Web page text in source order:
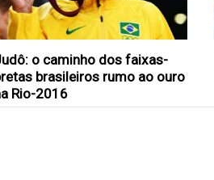
o caminho dos faixas-
brasileiros rumo ao ouro
Rio-2016